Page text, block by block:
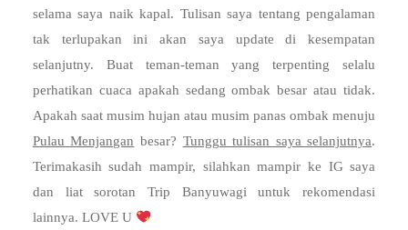
selama saya naik kapal. Tulisan saya tentang pengalaman
tak terlupakan ini akan saya update di kesempatan
selanjutny. Buat teman-teman yang terpenting selalu
perhatikan cuaca apakah sedang ombak besar atau tidak.
Apakah saat musim hujan atau musim panas ombak menuju
Pulau Menjangan besar? Tunggu tulisan saya selanjutnya.
Terimakasih sudah mampir, silahkan mampir ke IG saya
dan liat sorotan Trip Banyuwagi untuk rekomendasi
lainnya. LOVE U